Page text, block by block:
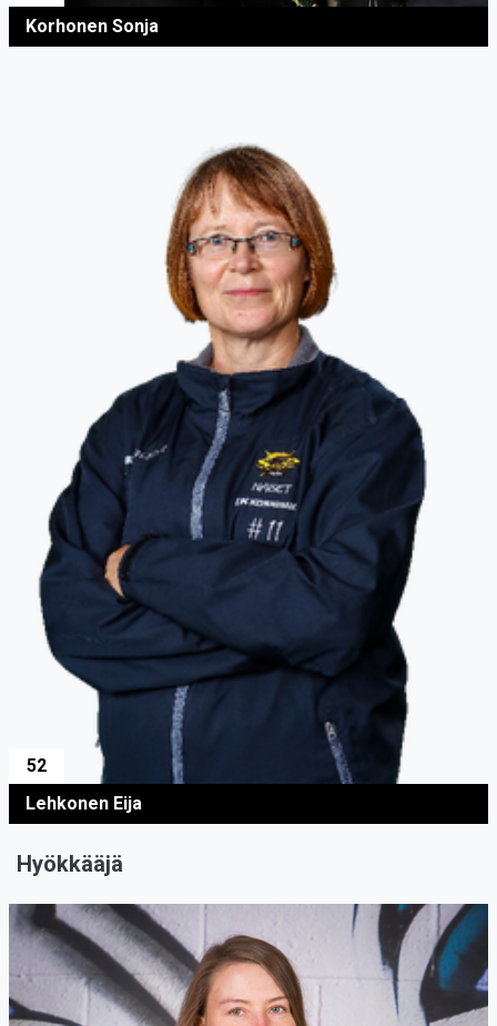
Korhonen Sonja
52
Lehkonen Eija
Hyökkääjä